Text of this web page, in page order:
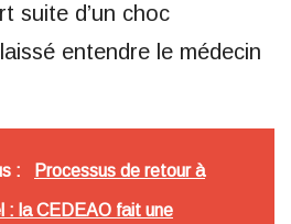
suite d’un choc
entendre le médecin
: Processus de retour à
: la CEDEAO fait une